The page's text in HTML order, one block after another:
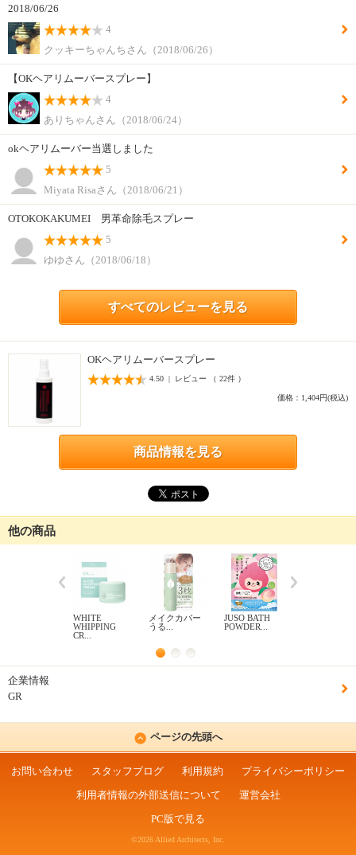
2018/06/26
4
クッキーちゃんちさん（2018/06/26）
【OKヘアリムーバースプレー】
4
ありちゃんさん（2018/06/24）
okヘアリムーバー当選しました
5
Miyata Risaさん（2018/06/21）
OTOKOKAKUMEI 男革命除毛スプレー
5
ゆゆさん（2018/06/18）
すべてのレビューを見る
OKヘアリムーバースプレー
4.50 | レビュー （ 22件 ）
価格：1,404円(税込)
商品情報を見る
他の商品
WHITE
WHIPPING
CR...
メイクカバー
うる...
JUSO BATH
POWDER...
企業情報
GR
ページの先頭へ
お問い合わせ スタッフブログ 利用規約
プライバシーポリシー
利用者情報の外部送信について
運営会社
PC版で見る
©2026 Allied Architects, Inc.